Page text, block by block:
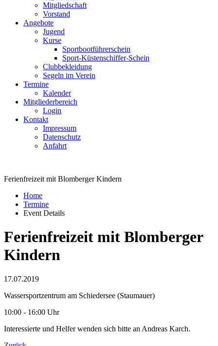
Mitgliedschaft
Vorstand
Angebote
Jugend
Kurse
Sportbootführerschein
Sport-Küstenschiffer-Schein
Clubbekleidung
Segeln im Verein
Termine
Kalender
Mitgliederbereich
Login
Kontakt
Impressum
Datenschutz
Anfahrt
Ferienfreizeit mit Blomberger Kindern
Home
Termine
Event Details
Ferienfreizeit mit Blomberger
Kindern
17.07.2019
Wassersportzentrum am Schiedersee (Staumauer)
10:00 - 16:00 Uhr
Interessierte und Helfer wenden sich bitte an Andreas Karch.